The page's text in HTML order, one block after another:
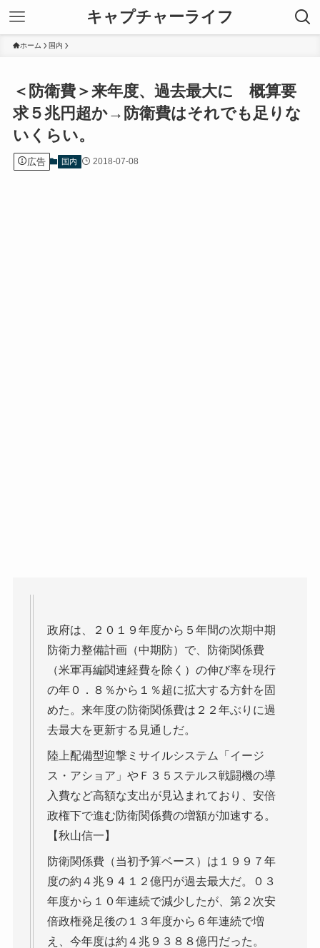
キャプチャーライフ
ホーム 国内
＜防衛費＞来年度、過去最大に 概算要
求５兆円超か→防衛費はそれでも足りな
いくらい。
広告 国内 2018-07-08
政府は、２０１９年度から５年間の次期中期
防衛力整備計画（中期防）で、防衛関係費
（米軍再編関連経費を除く）の伸び率を現行
の年０．８％から１％超に拡大する方針を固
めた。来年度の防衛関係費は２２年ぶりに過
去最大を更新する見通しだ。
陸上配備型迎撃ミサイルシステム「イージ
ス・アショア」やＦ３５ステルス戦闘機の導
入費など高額な支出が見込まれており、安倍
政権下で進む防衛関係費の増額が加速する。
【秋山信一】
防衛関係費（当初予算ベース）は１９９７年
度の約４兆９４１２億円が過去最大だ。０３
年度から１０年連続で減少したが、第２次安
倍政権発足後の１３年度から６年連続で増
え、今年度は約４兆９３８８億円だった。